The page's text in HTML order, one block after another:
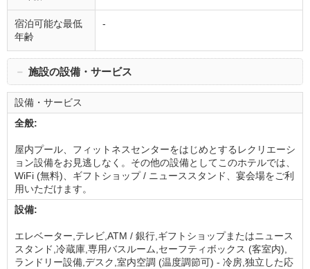
宿泊可能な最低
年齢
-
－ 施設の設備・サービス
設備・サービス
全般:
屋内プール、フィットネスセンターをはじめとするレクリエーシ
ョン設備をお見逃しなく。その他の設備としてこのホテルでは、
WiFi (無料)、ギフトショップ / ニューススタンド、宴会場をご利
用いただけます。
設備:
エレベーター,テレビ,ATM / 銀行,ギフトショップまたはニュース
スタンド,冷蔵庫,専用バスルーム,セーフティボックス (客室内),
ランドリー設備,デスク,室内空調 (温度調節可) - 冷房,独立した応